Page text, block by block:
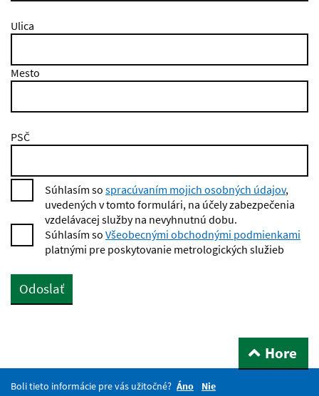
Ulica
Mesto
PSČ
Súhlasím so spracúvaním mojich osobných údajov,
uvedených v tomto formulári, na účely zabezpečenia
vzdelávacej služby na nevyhnutnú dobu.
Súhlasím so Všeobecnými obchodnými podmienkami
platnými pre poskytovanie metrologických služieb
Odoslať
Hore
Boli tieto informácie pre vás užitočné? Áno Nie